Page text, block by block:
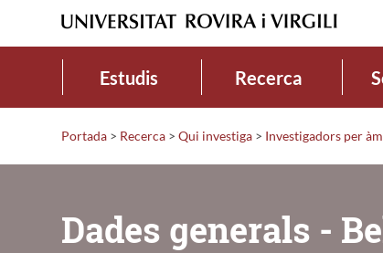
Estudis Recerca
Portada > Recerca > Qui investiga > Investigadors per
Dades generals -